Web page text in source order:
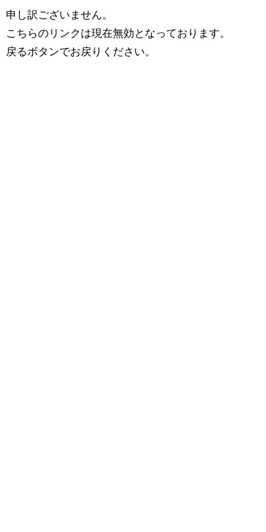
申し訳ございません。
こちらのリンクは現在無効となっております。
戻るボタンでお戻りください。